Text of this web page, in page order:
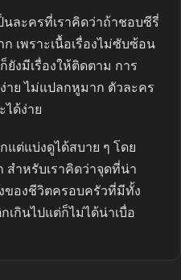
นละครที่เราคิดว่าถ้าชอบซีรี่
เพราะเนื้อเรื่องไม่ซับซ้อน
งมีเรื่องให้ติดตาม การ
าย ไม่แปลกหูมาก ตัวละคร
ด้ง่าย
แต่แบ่งดูได้สบาย ๆ โดย
สำหรับเราคิดว่าจุดที่น่า
ของชีวิตครอบครัวที่มีทั้ง
กินไปแต่ก็ไม่ได้น่าเบื่อ